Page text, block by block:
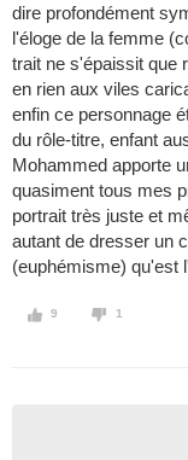
dire profondément
l'éloge de la femme
trait ne s'épaissit que
en rien aux viles
enfin ce personnage
du rôle-titre, enfant
Mohammed apporte
quasiment tous mes
portrait très juste et
autant de dresser un
(euphémisme) qu'est
9 1